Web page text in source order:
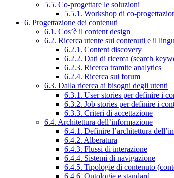
5.5. Co-progettare le soluzioni
5.5.1. Workshop di co-
6. Progettazione dei contenuti
6.1. Cos’è il content design
6.2. Ricerca utente sui contenuti e il
6.2.1. Content discovery
6.2.2. Dati di ricerca (search
6.2.3. Ricerca tramite analytics
6.2.4. Ricerca sui forum
6.3. Dalla ricerca ai bisogni degli utenti
6.3.1. User stories per definire i
6.3.2. Job stories per definire i
6.3.3. Criteri di accettazione
6.4. Architettura dell’informazione
6.4.1. Definire l’architettura
6.4.2. Alberatura
6.4.3. Flussi di interazione
6.4.4. Sistemi di navigazione
6.4.5. Tipologie di contenuto
6.4.6. Ontologie e standard